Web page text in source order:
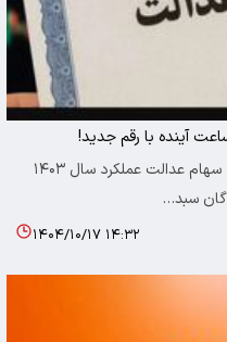
اقتصادایرانی: جزئیات واریز مرحله اول سود سهام عدالت عملکرد سال ۱۴۰۳
۱۴۰۴/۱۰/۱۷ ۱۴:۳۲